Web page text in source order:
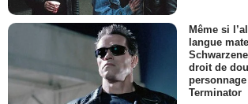
Même si
langue
droit de
Terminator